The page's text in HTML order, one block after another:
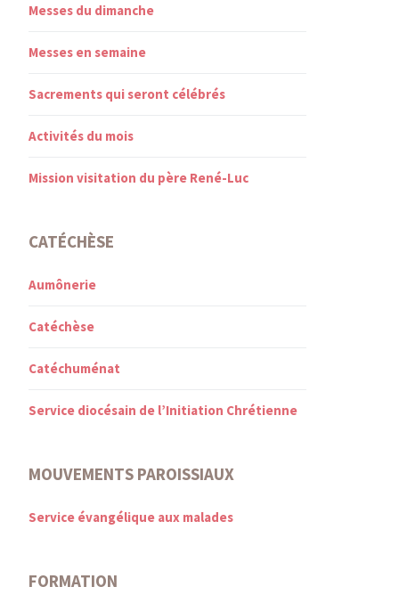
Messes du dimanche
Messes en semaine
Sacrements qui seront célébrés
Activités du mois
Mission visitation du père René-Luc
CATÉCHÈSE
Aumônerie
Catéchèse
Catéchuménat
Service diocésain de l’Initiation Chrétienne
MOUVEMENTS PAROISSIAUX
Service évangélique aux malades
FORMATION